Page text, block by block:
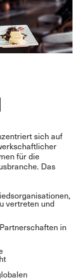
sich auf
für die
Das
vertreten und
in